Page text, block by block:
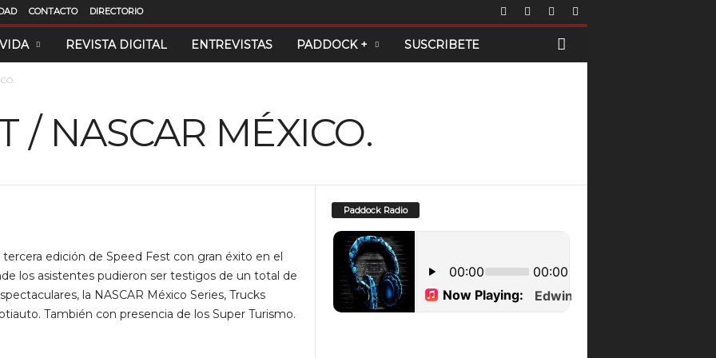
CONTACTO DIRECTORIO
REVISTA DIGITAL ENTREVISTAS PADDOCK + SUSCRIBETE
/ NASCAR MÉXICO.
edición de Speed Fest con gran éxito en el
los asistentes pudieron ser testigos de un total de
la NASCAR México Series, Trucks
También con presencia de los Super Turismo.
Paddock Radio